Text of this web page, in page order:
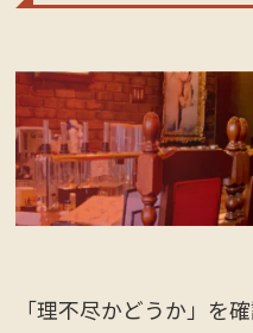
「理不尽かどうか」を確